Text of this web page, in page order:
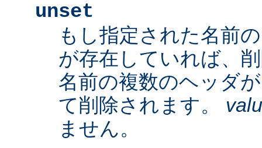
unset
もし指定された名前
が存在していれば、
名前の複数のヘッダ
て削除されます。
ません。